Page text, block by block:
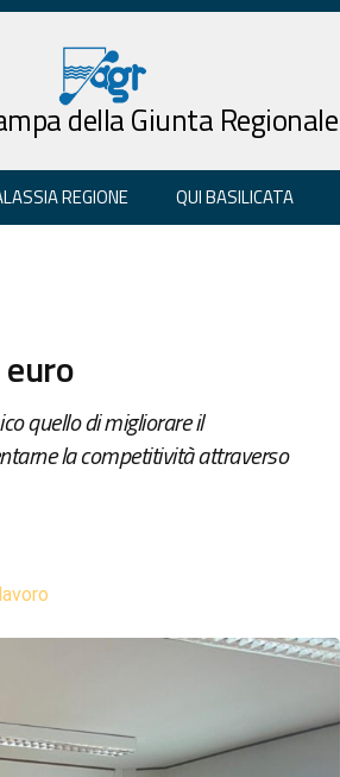
della Giunta Regionale
REGIONE QUI BASILICATA
quello di migliorare il
la competitività attraverso